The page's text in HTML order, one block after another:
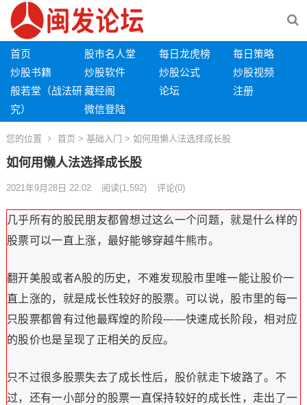
首页 股市名人堂 每日龙虎榜
每日策略
炒股书籍
炒股软件 炒股公式
炒股视频
般若堂（战法研
究）
藏经阁 论坛
注册
微信登陆
您的位置 首页 > 基础入门 > 如何用懒人法选择成长股
如何用懒人法选择成长股
2021年9月28日 22:02 阅读(1,592) 评论(0)
几乎所有的股民朋友都曾想过这么一个问题，就是什么样的
股票可以一直上涨，最好能够穿越牛熊市。
翻开美股或者A股的历史，不难发现股市里唯一能让股价一
直上涨的，就是成长性较好的股票。可以说，股市里的每一
只股票都曾有过他最辉煌的阶段——快速成长阶段，相对应
的股价也是呈现了正相关的反应。
只不过很多股票失去了成长性后，股价就走下坡路了。不
过，还有一小部分的股票一直保持较好的成长性，走出了一